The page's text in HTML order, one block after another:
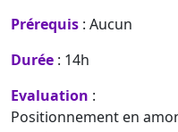
Prérequis : Aucun
Durée : 14h
Evaluation :
Positionnement en